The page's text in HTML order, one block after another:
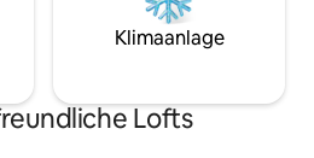
Klimaanlage
Lofts